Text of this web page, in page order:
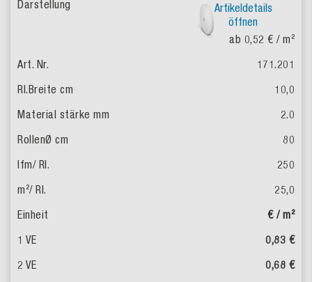
Artikeldetails
öffnen
ab 0,52 € / m²
171.201
10,0
2.0
80
250
25,0
€ / m²
0,83 €
0,68 €